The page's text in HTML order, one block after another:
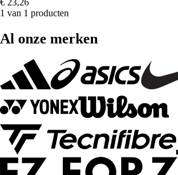
€ 23,26
1 van 1 producten
Al onze merken